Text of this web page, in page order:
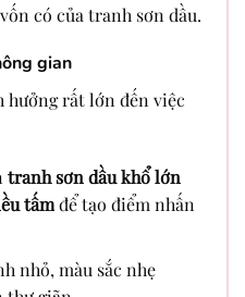
có của tranh sơn dầu.
gian
hưởng rất lớn đến việc
tranh sơn dầu khổ lớn
tấmđể tạo điểm nhấn
nhỏ, màu sắc nhẹ